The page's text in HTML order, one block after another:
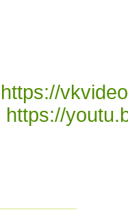
https://
https://